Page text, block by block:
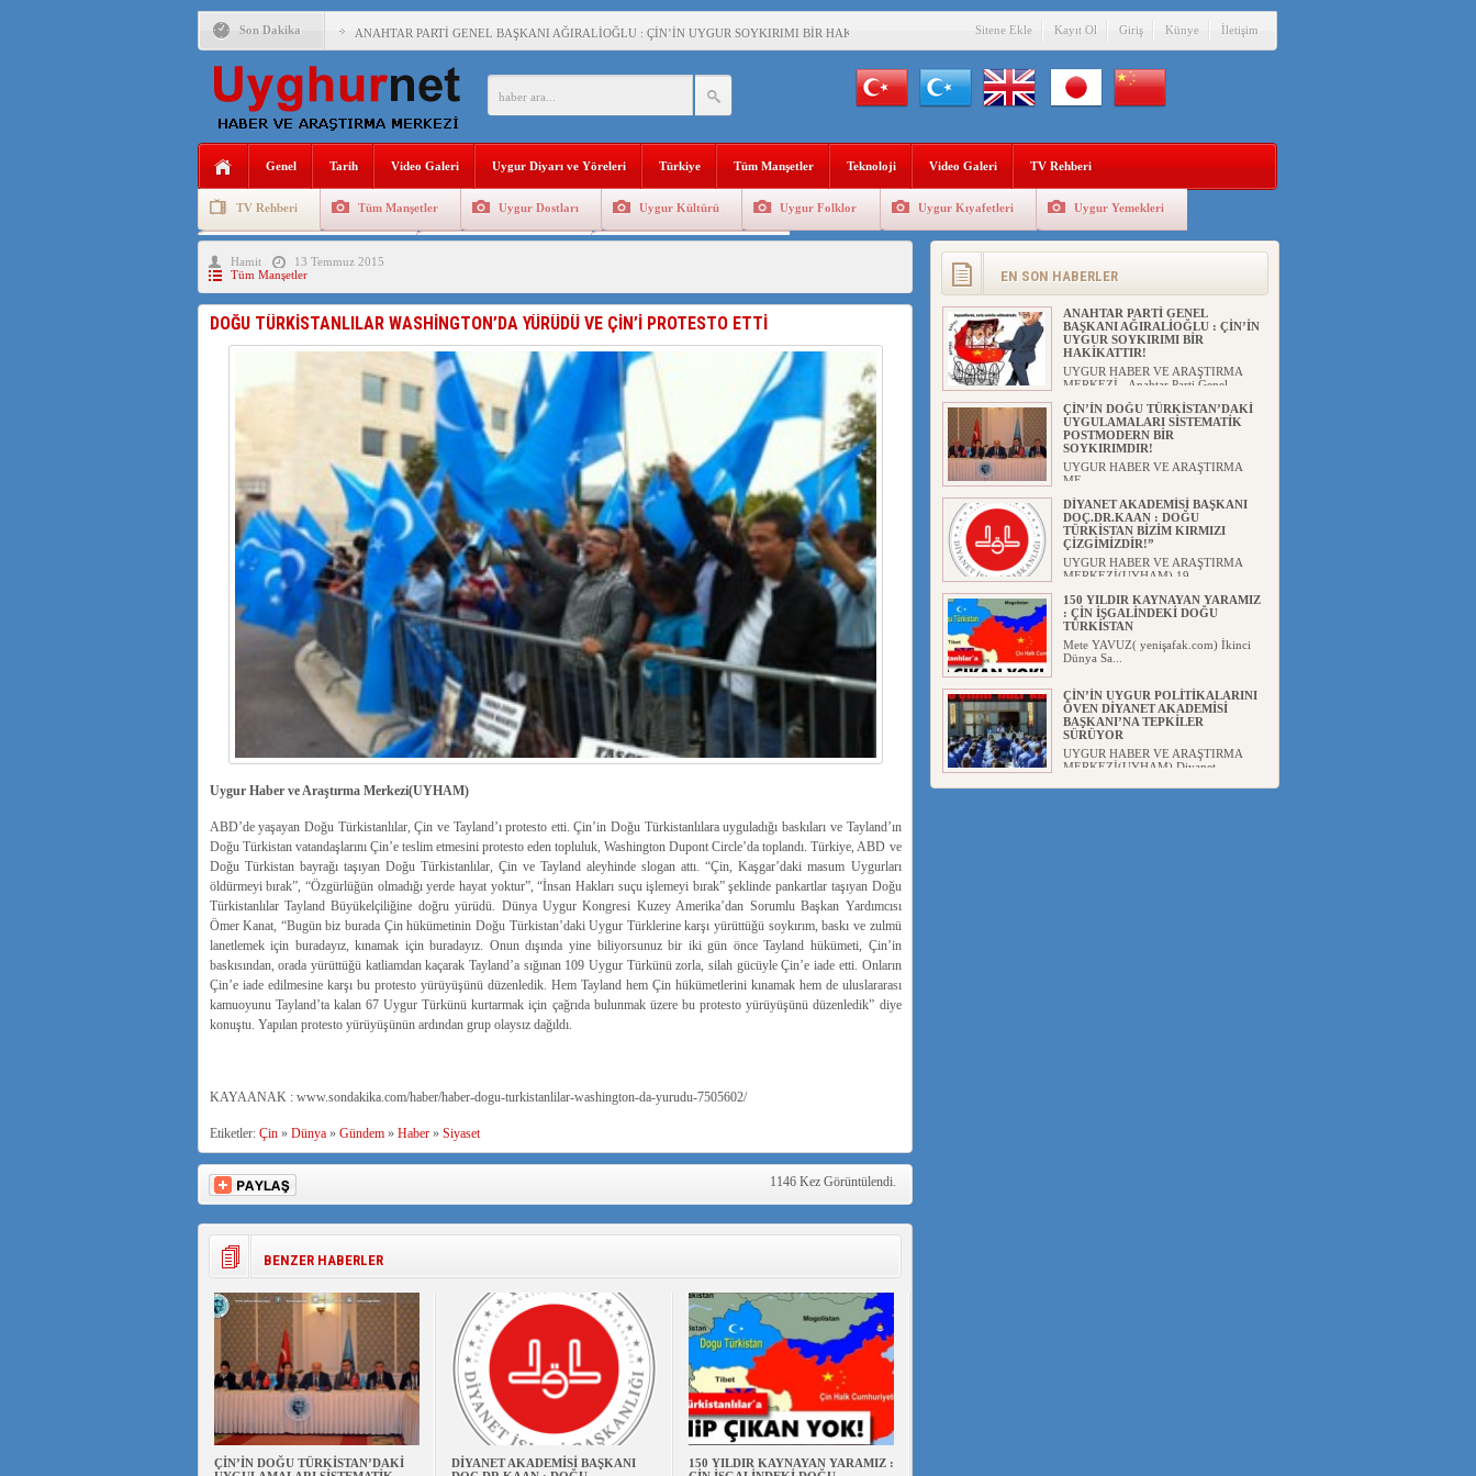
Son Dakika ANAHTAR PARTİ GENEL BAŞKANI AĞIRALİOĞLU : ÇİN’İN UYGUR SOYKIRIMI BİR HAKİKATTIR!
ÇİN’İN DOĞU TÜRKİSTAN’DAKİ UYGULAMALARI SİSTEMATİK POSTMODERN BİR SOYKIRIMDIR!
DİYANET AKADEMİSİ BAŞKANI DOÇ.DR.KAAN : DOĞU TÜRKİSTAN BİZİM KIRMIZI ÇİZGİMİZDİR!”
150 YILDIR KAYNAYAN YARAMIZ : ÇİN İŞGALİNDEKİ DOĞU TÜRKİSTAN
ÇİN’İN UYGUR POLİTİKALARINI ÖVEN DİYANET AKADEMİSİ BAŞKANI’NA TEPKİLER SÜRÜYOR
ÇİN’İN ANKARA BÜYÜKELÇİSİ JİANG’İN TRABZON ZİYARETİ
İŞGALCİ ÇİN’DEN “FETİHLER SULTANI MEHMET”DİZİSİNE GARİP SANSÜR VE HADSIZ İHTAR
İŞGALCİ ÇİN,DOĞU TÜRKİSTAN’DA EN AZ 143 BİN UYGUR ÇOCUĞU AİLELERİNDEN KOPARDI
Sitene Ekle Kayıt Ol Giriş Künye İletişim
Genel Tarih Video Galeri Uygur Diyarı ve Yöreleri Türkiye Tüm Manşetler Teknoloji Video Galeri TV Rehberi
TV Rehberi Tüm Manşetler Uygur Dostları Uygur Kültürü Uygur Folklor Uygur Kıyafetleri Uygur Yemekleri
Uygurlarda Düğün ve Cenaze
Hamit
13 Temmuz 2015
Tüm Manşetler
DOĞU TÜRKİSTANLILAR WASHİNGTON’DA YÜRÜDÜ VE ÇİN’İ PROTESTO ETTİ
Uygur Haber ve Araştırma Merkezi(UYHAM)
ABD’de yaşayan Doğu Türkistanlılar, Çin ve Tayland’ı protesto etti. Çin’in Doğu Türkistanlılara uyguladığı baskıları ve Tayland’ın
Doğu Türkistan vatandaşlarını Çin’e teslim etmesini protesto eden topluluk, Washington Dupont Circle’da toplandı. Türkiye, ABD ve
Doğu Türkistan bayrağı taşıyan Doğu Türkistanlılar, Çin ve Tayland aleyhinde slogan attı. “Çin, Kaşgar’daki masum Uygurları
öldürmeyi bırak”, “Özgürlüğün olmadığı yerde hayat yoktur”, “İnsan Hakları suçu işlemeyi bırak” şeklinde pankartlar taşıyan Doğu
Türkistanlılar Tayland Büyükelçiliğine doğru yürüdü. Dünya Uygur Kongresi Kuzey Amerika’dan Sorumlu Başkan Yardımcısı
Ömer Kanat, “Bugün biz burada Çin hükümetinin Doğu Türkistan’daki Uygur Türklerine karşı yürüttüğü soykırım, baskı ve zulmü
lanetlemek için buradayız, kınamak için buradayız. Onun dışında yine biliyorsunuz bir iki gün önce Tayland hükümeti, Çin’in
baskısından, orada yürüttüğü katliamdan kaçarak Tayland’a sığınan 109 Uygur Türkünü zorla, silah gücüyle Çin’e iade etti. Onların
Çin’e iade edilmesine karşı bu protesto yürüyüşünü düzenledik. Hem Tayland hem Çin hükümetlerini kınamak hem de uluslararası
kamuoyunu Tayland’ta kalan 67 Uygur Türkünü kurtarmak için çağrıda bulunmak üzere bu protesto yürüyüşünü düzenledik” diye
konuştu. Yapılan protesto yürüyüşünün ardından grup olaysız dağıldı.
KAYAANAK : www.sondakika.com/haber/haber-dogu-turkistanlilar-washington-da-yurudu-7505602/
Etiketler: Çin» Dünya» Gündem» Haber» Siyaset
1146 Kez Görüntülendi.
BENZER HABERLER
ÇİN’İN DOĞU TÜRKİSTAN’DAKİ
DİYANET AKADEMİSİ BAŞKANI
150 YILDIR KAYNAYAN YARAMIZ :
EN SON HABERLER
ANAHTAR PARTİ GENEL
BAŞKANI AĞIRALİOĞLU : ÇİN’İN
UYGUR SOYKIRIMI BİR
HAKİKATTIR!
UYGUR HABER VE ARAŞTIRMA
MERKEZİ Anahtar Parti Genel
ÇİN’İN DOĞU TÜRKİSTAN’DAKİ
UYGULAMALARI SİSTEMATİK
POSTMODERN BİR
SOYKIRIMDIR!
UYGUR HABER VE ARAŞTIRMA
ME...
DİYANET AKADEMİSİ BAŞKANI
DOÇ.DR.KAAN : DOĞU
TÜRKİSTAN BİZİM KIRMIZI
ÇİZGİMİZDİR!”
UYGUR HABER VE ARAŞTIRMA
MERKEZİ(UYHAM) 19...
150 YILDIR KAYNAYAN YARAMIZ
: ÇİN İŞGALİNDEKİ DOĞU
TÜRKİSTAN
Mete YAVUZ( yenişafak.com) İkinci
Dünya Sa...
ÇİN’İN UYGUR POLİTİKALARINI
ÖVEN DİYANET AKADEMİSİ
BAŞKANI’NA TEPKİLER
SÜRÜYOR
UYGUR HABER VE ARAŞTIRMA
MERKEZİ(UYHAM) Diyanet
MHP’DEN URUMÇİ KATLİAMI